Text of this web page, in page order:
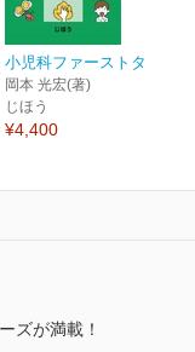
小児科ファーストタッチ
岡本 光宏(著)
じほう
¥4,400
ズが満載！